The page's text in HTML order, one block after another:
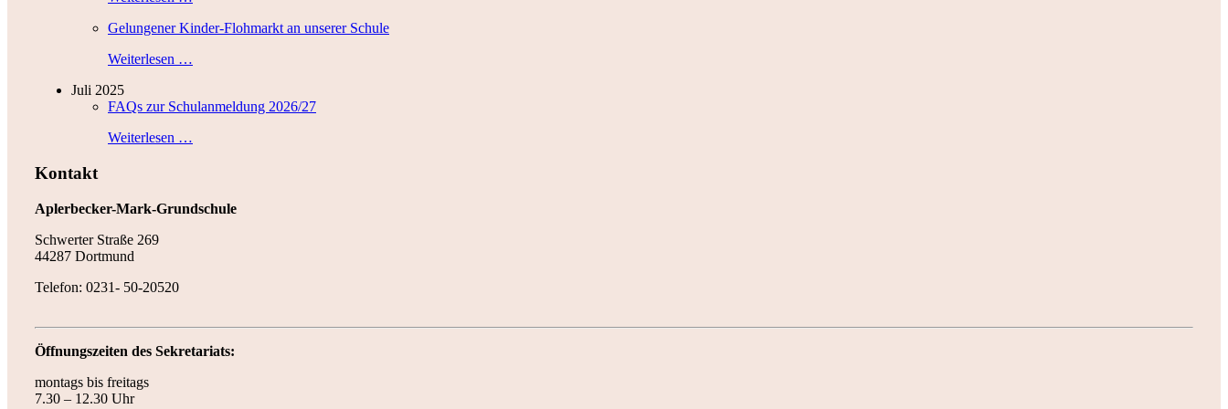
Gelungener Kinder-Flohmarkt an unserer Schule
Weiterlesen …
Juli 2025
FAQs zur Schulanmeldung 2026/27
Weiterlesen …
Kontakt
Aplerbecker-Mark-Grundschule
Schwerter Straße 269
44287 Dortmund
Telefon: 0231- 50-20520
Öffnungszeiten des Sekretariats:
montags bis freitags
7.30 – 12.30 Uhr